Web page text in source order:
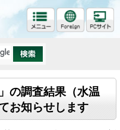
の調査結果（水温
お知らせします